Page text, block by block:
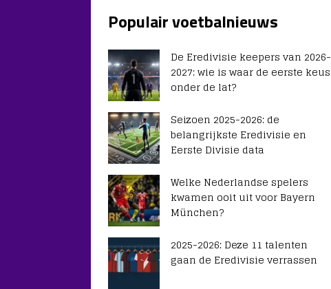
Populair voetbalnieuws
De Eredivisie keepers van 2026-
2027: wie is waar de eerste keus
onder de lat?
Seizoen 2025-2026: de
belangrijkste Eredivisie en
Eerste Divisie data
Welke Nederlandse spelers
kwamen ooit uit voor Bayern
München?
2025-2026: Deze 11 talenten
gaan de Eredivisie verrassen